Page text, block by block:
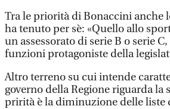
Tra le priorità di Bonaccini anche
ha tenuto per sè: «Quello allo
un assessorato di serie B o serie
funzioni protagoniste della
Altro terreno su cui intende
governo della Regione riguarda la
prirità è la diminuzione delle liste